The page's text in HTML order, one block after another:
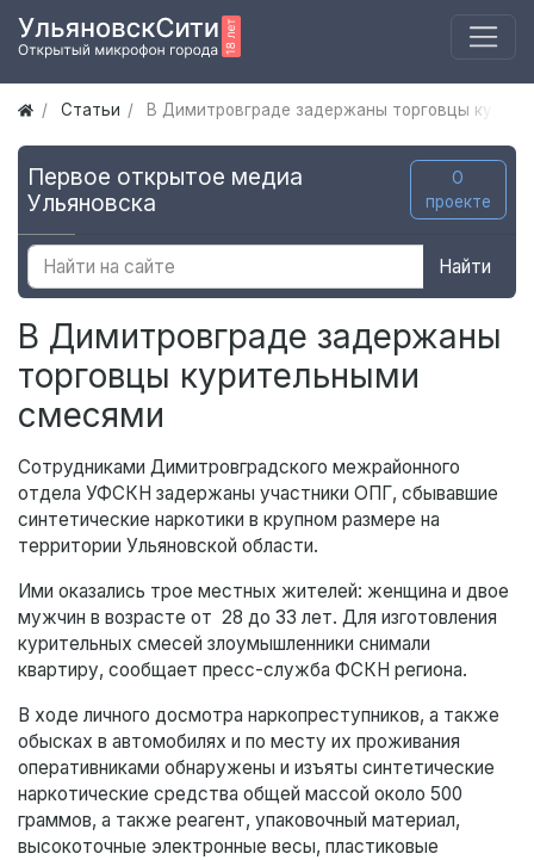
Статьи В Димитровграде задержаны торговцы
Первое открытое медиа
Ульяновска
О
проекте
Найти
В Димитровграде задержаны
торговцы курительными
смесями
Сотрудниками Димитровградского межрайонного
отдела УФСКН задержаны участники ОПГ, сбывавшие
синтетические наркотики в крупном размере на
территории Ульяновской области.
Ими оказались трое местных жителей: женщина и двое
мужчин в возрасте от 28 до 33 лет. Для изготовления
курительных смесей злоумышленники снимали
квартиру, сообщает пресс-служба ФСКН региона.
В ходе личного досмотра наркопреступников, а также
обысках в автомобилях и по месту их проживания
оперативниками обнаружены и изъяты синтетические
наркотические средства общей массой около 500
граммов, а также реагент, упаковочный материал,
высокоточные электронные весы, пластиковые